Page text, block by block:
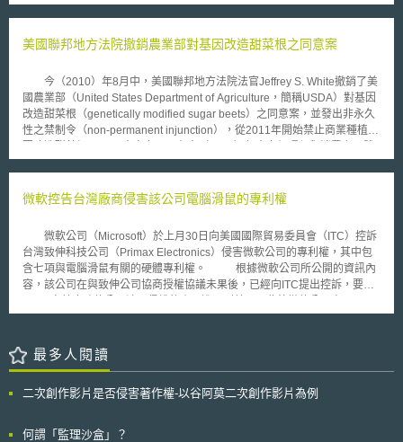
網站上公開徵求意見，若通過將成為無人機法案（Drones Bill）草案的一部
（2）賦予警察對於違規無人機之執法權力，如對於違規之無人機，即時開
獄；（4）規定無人機操作員於無人機起飛前，透過應用程式（apps）提交
飛行計劃。 無人機應用產業在未來十年將迅速成長，新措施之目的係
為確保無人機之使用安全。交通部政務次長（Parliamentary Under
Secretary of State for Transport）Baroness Sugg表示，無人機為社會和經
內飛行之飛航令（Air Navigation Order）已正式施行，違反者將面臨高達
美國聯邦地方法院撤銷農業部對基因改造甜菜根之同意案
今（2010）年8月中，美國聯邦地方法院法官Jeffrey S. White撤銷了美
國農業部（United States Department of Agriculture，簡稱USDA）對基因
改造甜菜根（genetically modified sugar beets）之同意案，並發出非永久
性之禁制令（non-permanent injunction），從2011年開始禁止商業種植基
所提起的訴訟中，White法官即已認定美國農業部並未適切地評估商業化種
crossing）的風險，因此，該同意案實已違反國家環境政策法（National
明基因改造甜菜根可能對環境造成「無可修補之傷害」，在考量到可能造成
之經濟影響後，聯邦地方法院特意裁定允許農民仍可按期收穫尚在成長中之
基因改造甜菜根，直至2011年春季始完全禁止。然而，美國農業部則是初
步回應，他們打算在明年准許基因改造甜菜根在受到控制的情況下有限度地
公頃，佔全美甜菜根收成總數的95%之譜!本案深刻地點出基因改造生物體
（Genetically Modified Organism，簡稱GMO）所涉及之安全風險與經濟
效益的衡平問題，後續所引發的討論值得我們追蹤下去。
微軟控告台灣廠商侵害該公司電腦滑鼠的專利權
微軟公司（Microsoft）於上月30日向美國國際貿易委員會（ITC）控訴
台灣致伸科技公司（Primax Electronics）侵害微軟公司的專利權，其中包
含七項與電腦滑鼠有關的硬體專利權。 根據微軟公司所公開的資訊內
容，該公司在與致伸公司協商授權協議未果後，已經向ITC提出控訴，要求
Horacio Gutierrez表示，在該公司提告之前曾多次與致伸公司協商相關授權
司向ITC控告致伸公司侵犯該公司七項的專利權，這些專利權的內容主要是
與電腦滑鼠的技術有關。其中一項為U2技術，該技術可以讓電腦滑鼠連結
連接埠。另外還有一項技術為TiltWheel，該技術使滾輪可以左右方向的滾
到專利相關案件的控訴後，會視案件的複雜程度，在12-18個月內完成審理
最多人閱讀
二次創作影片是否侵害著作權-以谷阿莫二次創作影片為例
何謂「監理沙盒」？